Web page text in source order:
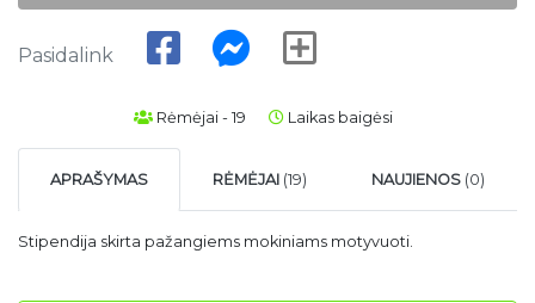
Pasidalink
Rėmėjai - 19 Laikas baigėsi
APRAŠYMAS RĖMĖJAI (19) NAUJIENOS (0)
Stipendija skirta pažangiems mokiniams motyvuoti.